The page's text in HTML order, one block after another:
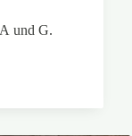
und G.